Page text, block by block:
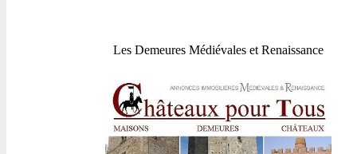
Les Demeures Médiévales et Renaissance